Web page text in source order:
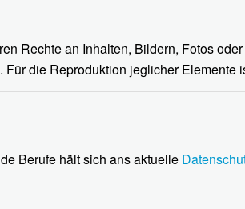
Rechte an Inhalten, Bildern, Fotos
die Reproduktion jeglicher
Berufe hält sich ans aktuelle